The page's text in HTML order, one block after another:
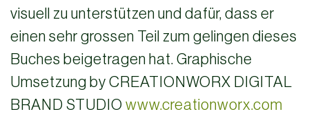
visuell zu unterstützen und dafür, dass er
einen sehr grossen Teil zum gelingen dieses
Buches beigetragen hat. Graphische
Umsetzung by CREATIONWORX DIGITAL
BRAND STUDIO www.creationworx.com